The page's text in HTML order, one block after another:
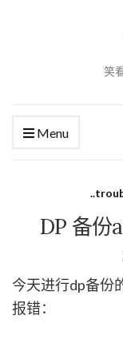
笑
Menu
DP 备份
今天进行dp备份
报错：